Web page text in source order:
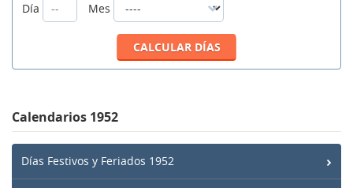
Día
Mes
Calendarios 1952
Días Festivos y Feriados 1952